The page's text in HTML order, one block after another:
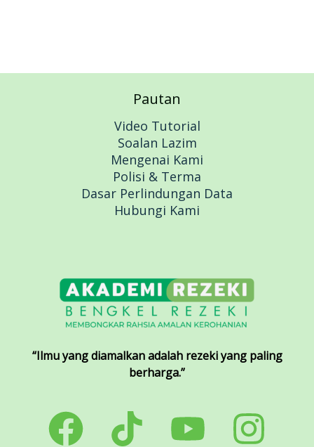
Pautan
Video Tutorial
Soalan Lazim
Mengenai Kami
Polisi & Terma
Dasar Perlindungan Data
Hubungi Kami
“Ilmu yang diamalkan adalah rezeki yang paling
berharga.”